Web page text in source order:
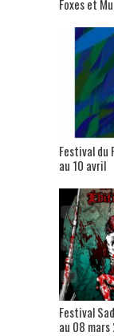
Foxes et
Festival du
au 10 avril
Festival
au 08